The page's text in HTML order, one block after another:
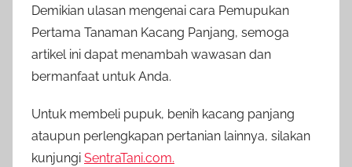
Demikian ulasan mengenai cara Pemupukan
Pertama Tanaman Kacang Panjang, semoga
artikel ini dapat menambah wawasan dan
bermanfaat untuk Anda.
Untuk membeli pupuk, benih kacang panjang
ataupun perlengkapan pertanian lainnya, silakan
kunjungi SentraTani.com.